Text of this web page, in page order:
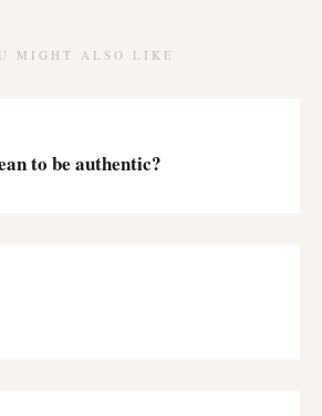
MIGHT ALSO LIKE
to be authentic?